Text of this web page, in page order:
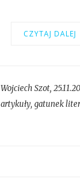
CZYTAJ DALEJ
Wojciech Szot,
artykuły, gatunek